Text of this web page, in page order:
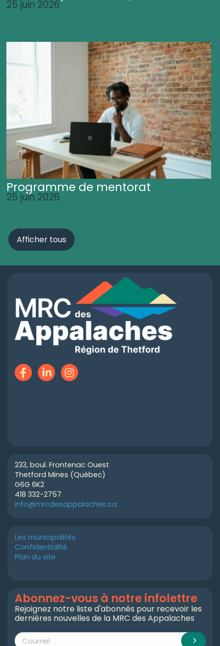
25 juin 2026
Programme de mentorat
25 juin 2026
Afficher tous
233, boul. Frontenac Ouest
Thetford Mines (Québec)
G6G 6K2
418 332-2757
info@mrcdesappalaches.ca
Les municipalités
Confidentialité
Plan du site
Abonnez-vous à notre infolettre
Rejoignez notre liste d'abonnés pour recevoir les
dernières nouvelles de la MRC des Appalaches